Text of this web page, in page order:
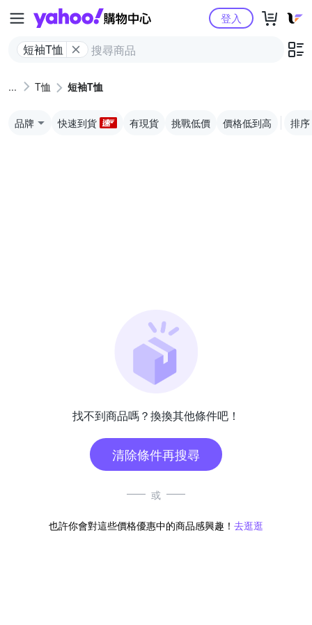
Yahoo購物中心
短袖T恤
登入
T恤 短袖T恤
品牌 快速到貨 有現貨 挑戰低價 價格低到高 排序
找不到商品嗎？換換其他條件吧！
清除條件再搜尋
或
也許你會對這些價格優惠中的商品感興趣！ 去逛逛